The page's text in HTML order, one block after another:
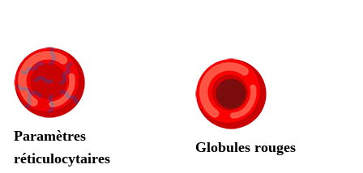
Paramètres
réticulocytaires
Globules rouges